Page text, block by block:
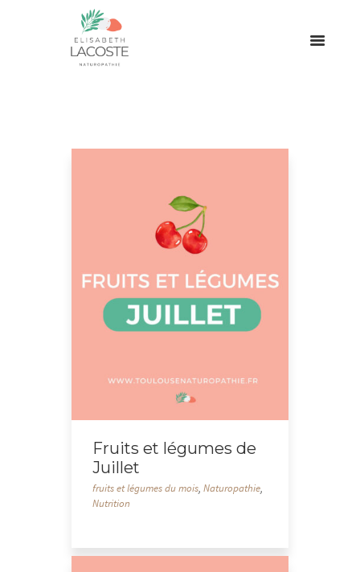
Fruits et légumes de
Juillet
fruits et légumes du mois,Naturopathie,
Nutrition